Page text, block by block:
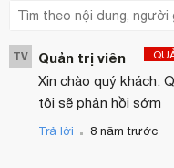
TV Quản trị viên
Xin chào quý khách.
tôi sẽ phản hồi sớm
Trả lời . 8 năm trước